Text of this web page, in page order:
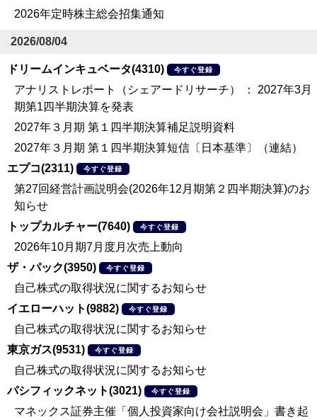
2026年定時株主総会招集通知
2026/08/04
ドリームインキュベータ(4310) 今すぐ登録
アナリストレポート（シェアードリサーチ） ： 2027年3月
期第1四半期決算を発表
2027年３月期 第１四半期決算補足説明資料
2027年３月期 第１四半期決算短信〔日本基準〕（連結）
エプコ(2311)
今すぐ登録
第27回経営計画説明会(2026年12月期第２四半期決算)のお
知らせ
トップカルチャー(7640)
今すぐ登録
2026年10月期7月度月次売上動向
ザ・パック(3950)
今すぐ登録
自己株式の取得状況に関するお知らせ
イエローハット(9882)
今すぐ登録
自己株式の取得状況に関するお知らせ
東京ガス(9531)
今すぐ登録
自己株式の取得状況に関するお知らせ
パシフィックネット(3021)
今すぐ登録
マネックス証券主催「個人投資家向け会社説明会」書き起